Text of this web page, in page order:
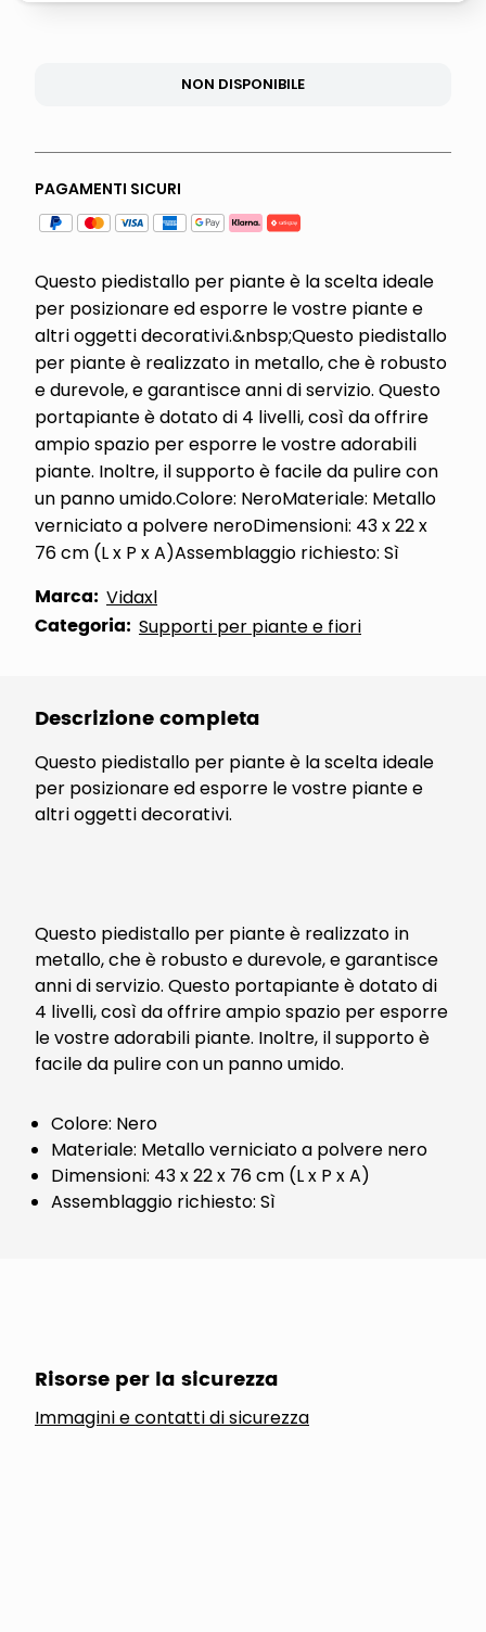
NON DISPONIBILE
PAGAMENTI SICURI
Questo piedistallo per piante è la scelta ideale
per posizionare ed esporre le vostre piante e
altri oggetti decorativi.&nbsp;Questo piedistallo
per piante è realizzato in metallo, che è robusto
e durevole, e garantisce anni di servizio. Questo
portapiante è dotato di 4 livelli, così da offrire
ampio spazio per esporre le vostre adorabili
piante. Inoltre, il supporto è facile da pulire con
un panno umido.Colore: NeroMateriale: Metallo
verniciato a polvere neroDimensioni: 43 x 22 x
76 cm (L x P x A)Assemblaggio richiesto: Sì
Marca: Vidaxl
Categoria: Supporti per piante e fiori
Descrizione completa
Questo piedistallo per piante è la scelta ideale
per posizionare ed esporre le vostre piante e
altri oggetti decorativi.
Questo piedistallo per piante è realizzato in
metallo, che è robusto e durevole, e garantisce
anni di servizio. Questo portapiante è dotato di
4 livelli, così da offrire ampio spazio per esporre
le vostre adorabili piante. Inoltre, il supporto è
facile da pulire con un panno umido.
Colore: Nero
Materiale: Metallo verniciato a polvere nero
Dimensioni: 43 x 22 x 76 cm (L x P x A)
Assemblaggio richiesto: Sì
Risorse per la sicurezza
Immagini e contatti di sicurezza